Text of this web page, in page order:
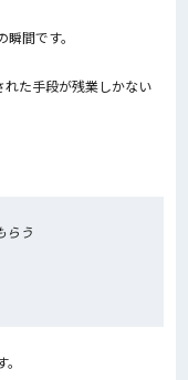
間です。
れた手段が残業しかない
らう